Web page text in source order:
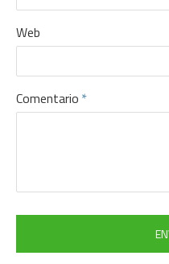
Web
Comentario